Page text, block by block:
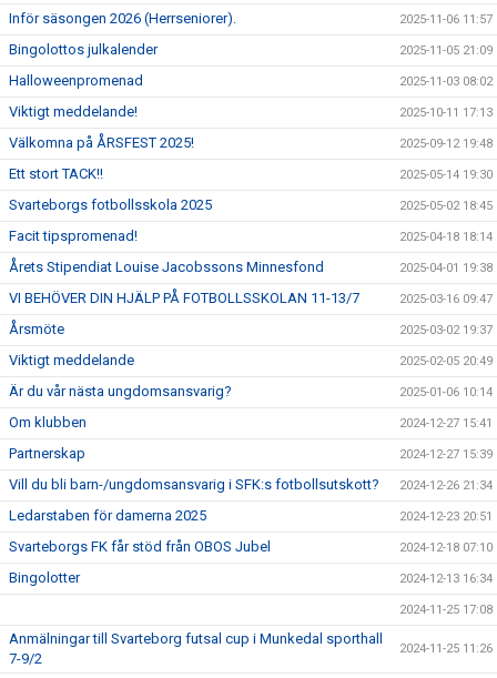
Inför säsongen 2026 (Herrseniorer). 2025-11-06 11:57
Bingolottos julkalender 2025-11-05 21:09
Halloweenpromenad 2025-11-03 08:02
Viktigt meddelande! 2025-10-11 17:13
Välkomna på ÅRSFEST 2025! 2025-09-12 19:48
Ett stort TACK!! 2025-05-14 19:30
Svarteborgs fotbollsskola 2025 2025-05-02 18:45
Facit tipspromenad! 2025-04-18 18:14
Årets Stipendiat Louise Jacobssons Minnesfond 2025-04-01 19:38
VI BEHÖVER DIN HJÄLP PÅ FOTBOLLSSKOLAN 11-13/7 2025-03-16 09:47
Årsmöte 2025-03-02 19:37
Viktigt meddelande 2025-02-05 20:49
Är du vår nästa ungdomsansvarig? 2025-01-06 10:14
Om klubben 2024-12-27 15:41
Partnerskap 2024-12-27 15:39
Vill du bli barn-/ungdomsansvarig i SFK:s fotbollsutskott? 2024-12-26 21:34
Ledarstaben för damerna 2025 2024-12-23 20:51
Svarteborgs FK får stöd från OBOS Jubel 2024-12-18 07:10
Bingolotter 2024-12-13 16:34
2024-11-25 17:08
Anmälningar till Svarteborg futsal cup i Munkedal sporthall
7-9/2
2024-11-25 11:26